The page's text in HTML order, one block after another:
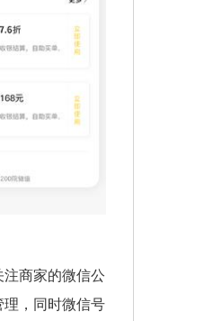
商家的微信公
，同时微信号